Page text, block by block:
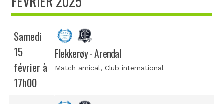
Samedi
15
février à
17h00
Flekkerøy - Arendal
Match amical, Club international